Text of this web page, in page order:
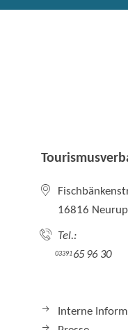
16816
Tel.:
0339165 96 30
Interne